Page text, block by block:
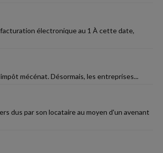
électronique au 1 À cette date,
mécénat. Désormais, les entreprises...
dus par son locataire au moyen d'un avenant